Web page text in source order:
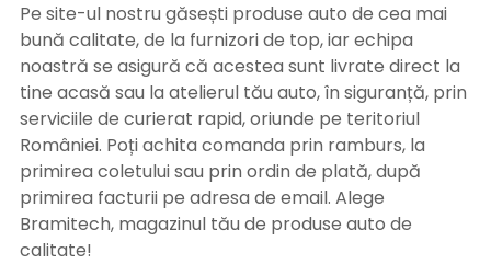
Pe site-ul nostru găsești produse auto de cea mai
bună calitate, de la furnizori de top, iar echipa
noastră se asigură că acestea sunt livrate direct la
tine acasă sau la atelierul tău auto, în siguranță, prin
serviciile de curierat rapid, oriunde pe teritoriul
României. Poți achita comanda prin ramburs, la
primirea coletului sau prin ordin de plată, după
primirea facturii pe adresa de email. Alege
Bramitech, magazinul tău de produse auto de
calitate!